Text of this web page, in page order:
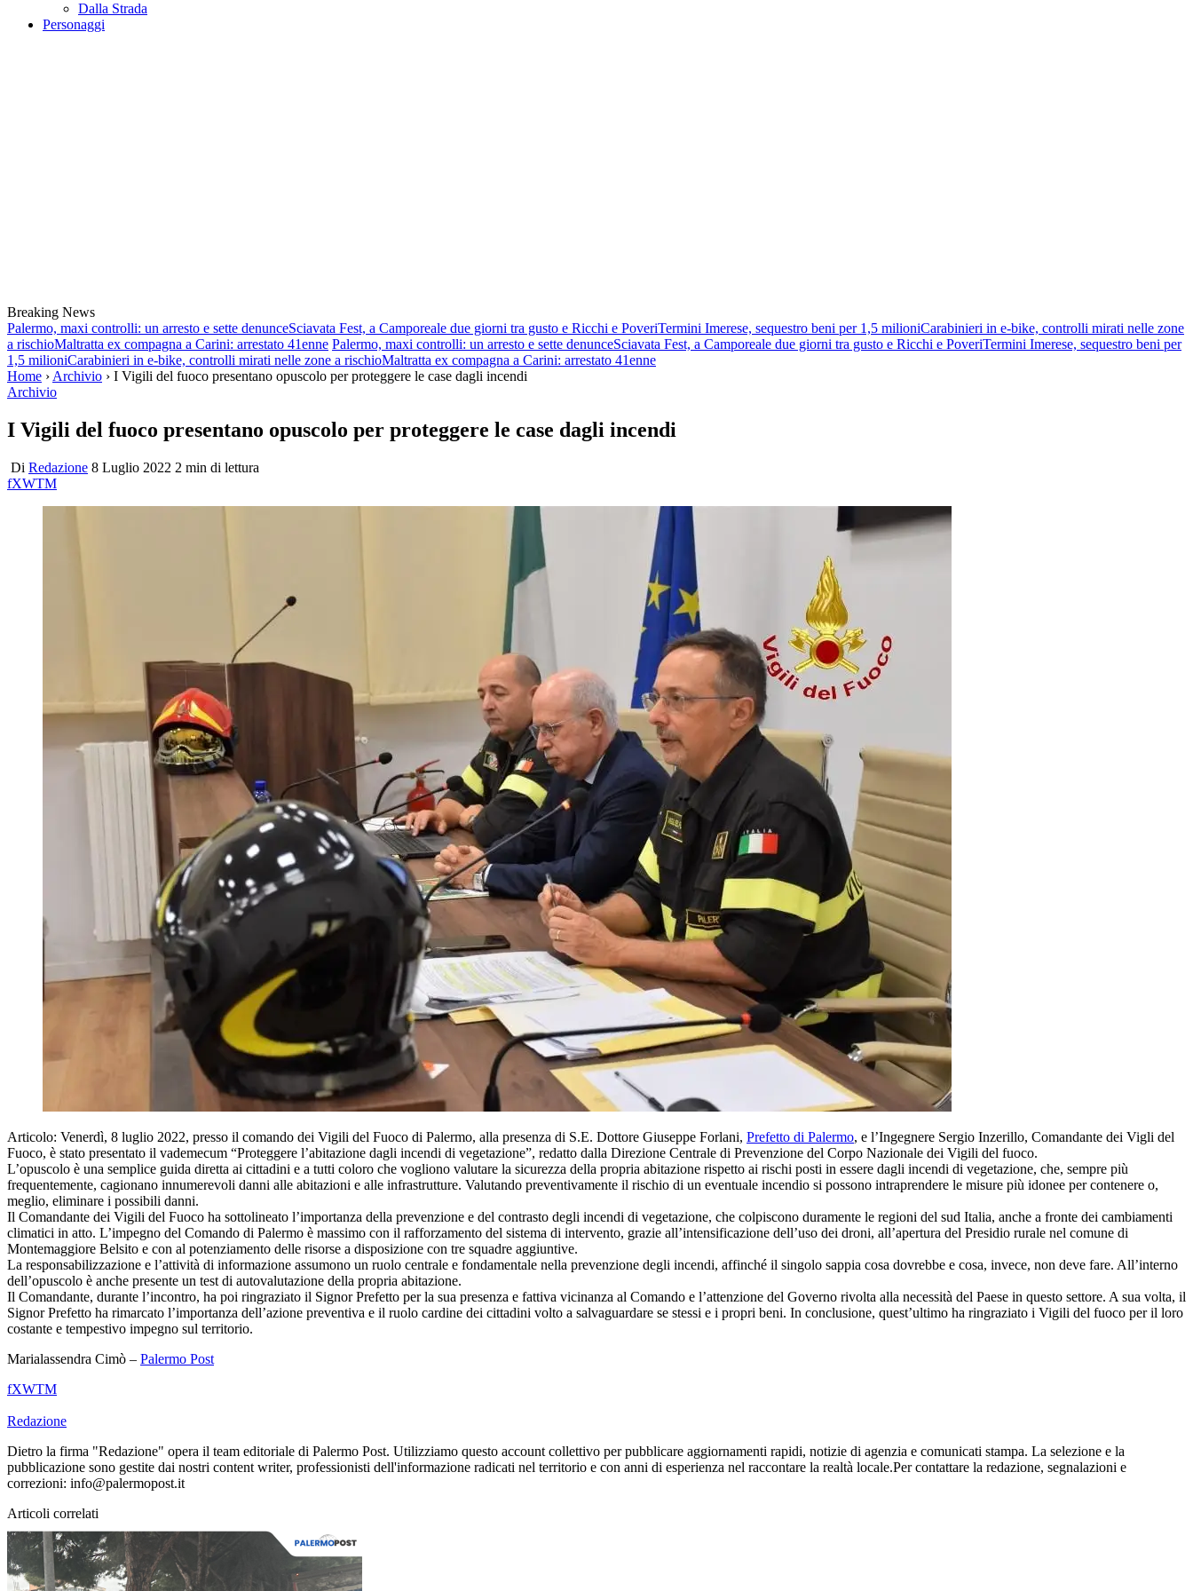
Dalla Strada
Personaggi
Breaking News
Palermo, maxi controlli: un arresto e sette denunceSciavata Fest, a Camporeale due giorni tra gusto e Ricchi e PoveriTermini Imerese, sequestro beni per 1,5 milioniCarabinieri in e-bike, controlli mirati nelle zone
a rischioMaltratta ex compagna a Carini: arrestato 41enne Palermo, maxi controlli: un arresto e sette denunceSciavata Fest, a Camporeale due giorni tra gusto e Ricchi e PoveriTermini Imerese, sequestro beni per
1,5 milioniCarabinieri in e-bike, controlli mirati nelle zone a rischioMaltratta ex compagna a Carini: arrestato 41enne
Home › Archivio › I Vigili del fuoco presentano opuscolo per proteggere le case dagli incendi
Archivio
I Vigili del fuoco presentano opuscolo per proteggere le case dagli incendi
Di Redazione 8 Luglio 2022 2 min di lettura
fXWTM
Articolo: Venerdì, 8 luglio 2022, presso il comando dei Vigili del Fuoco di Palermo, alla presenza di S.E. Dottore Giuseppe Forlani, Prefetto di Palermo, e l’Ingegnere Sergio Inzerillo, Comandante dei Vigli del
Fuoco, è stato presentato il vademecum “Proteggere l’abitazione dagli incendi di vegetazione”, redatto dalla Direzione Centrale di Prevenzione del Corpo Nazionale dei Vigili del fuoco.
L’opuscolo è una semplice guida diretta ai cittadini e a tutti coloro che vogliono valutare la sicurezza della propria abitazione rispetto ai rischi posti in essere dagli incendi di vegetazione, che, sempre più
frequentemente, cagionano innumerevoli danni alle abitazioni e alle infrastrutture. Valutando preventivamente il rischio di un eventuale incendio si possono intraprendere le misure più idonee per contenere o,
meglio, eliminare i possibili danni.
Il Comandante dei Vigili del Fuoco ha sottolineato l’importanza della prevenzione e del contrasto degli incendi di vegetazione, che colpiscono duramente le regioni del sud Italia, anche a fronte dei cambiamenti
climatici in atto. L’impegno del Comando di Palermo è massimo con il rafforzamento del sistema di intervento, grazie all’intensificazione dell’uso dei droni, all’apertura del Presidio rurale nel comune di
Montemaggiore Belsito e con al potenziamento delle risorse a disposizione con tre squadre aggiuntive.
La responsabilizzazione e l’attività di informazione assumono un ruolo centrale e fondamentale nella prevenzione degli incendi, affinché il singolo sappia cosa dovrebbe e cosa, invece, non deve fare. All’interno
dell’opuscolo è anche presente un test di autovalutazione della propria abitazione.
Il Comandante, durante l’incontro, ha poi ringraziato il Signor Prefetto per la sua presenza e fattiva vicinanza al Comando e l’attenzione del Governo rivolta alla necessità del Paese in questo settore. A sua volta, il
Signor Prefetto ha rimarcato l’importanza dell’azione preventiva e il ruolo cardine dei cittadini volto a salvaguardare se stessi e i propri beni. In conclusione, quest’ultimo ha ringraziato i Vigili del fuoco per il loro
costante e tempestivo impegno sul territorio.
Marialassendra Cimò – Palermo Post
fXWTM
Redazione
Dietro la firma "Redazione" opera il team editoriale di Palermo Post. Utilizziamo questo account collettivo per pubblicare aggiornamenti rapidi, notizie di agenzia e comunicati stampa. La selezione e la
pubblicazione sono gestite dai nostri content writer, professionisti dell'informazione radicati nel territorio e con anni di esperienza nel raccontare la realtà locale.Per contattare la redazione, segnalazioni e
correzioni: info@palermopost.it
Articoli correlati